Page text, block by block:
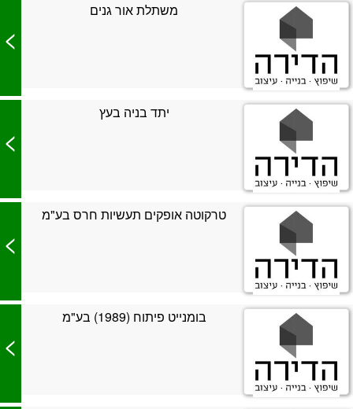
משתלת אור גנים
>
יתד בניה בעץ
>
טרקוטה אופקים תעשיות חרס בע"מ
>
בומנייט פיתוח (1989) בע"מ
>